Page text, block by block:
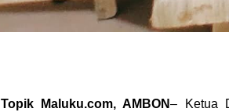
Topik Maluku.com, AMBON– Ketua